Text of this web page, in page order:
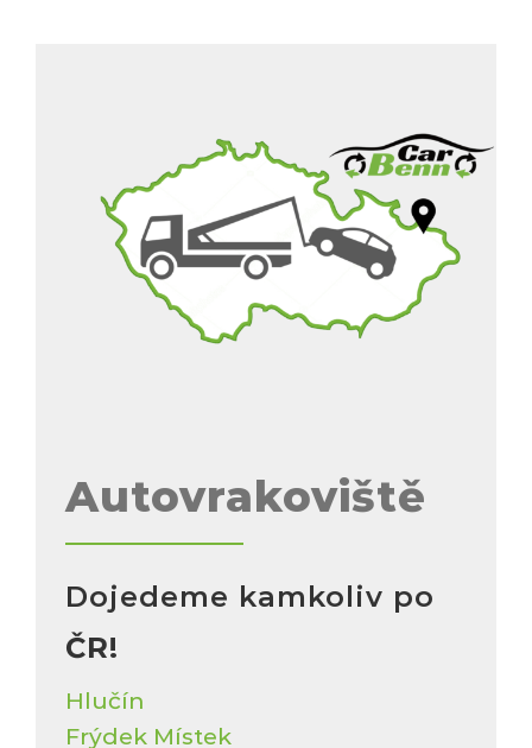
Autovrakoviště
Dojedeme kamkoliv po
ČR!
Hlučín
Frýdek Místek